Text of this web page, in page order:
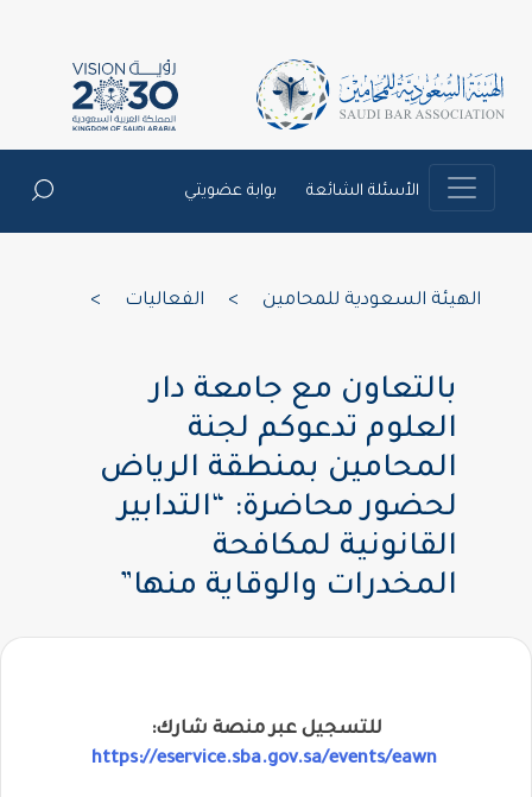
الأسئلة الشائعة بوابة عضويتي
الهيئة السعودية للمحامين الفعاليات
بالتعاون مع جامعة دار
العلوم تدعوكم لجنة
المحامين بمنطقة الرياض
لحضور محاضرة: “التدابير
القانونية لمكافحة
المخدرات والوقاية منها”
للتسجيل عبر منصة شارك:
https://eservice.sba.gov.sa/events/eawn